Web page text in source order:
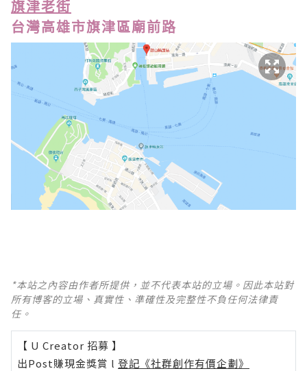
旗津老街
台灣高雄市旗津區廟前路
*本站之內容由作者所提供，並不代表本站的立場。因此本站對
所有博客的立場、真實性、準確性及完整性不負任何法律責
任。
【 U Creator 招募 】
出Post賺現金獎賞 l 登記《社群創作有價企劃》